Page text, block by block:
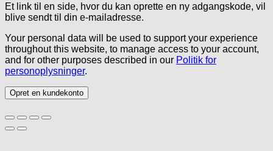
Et link til en side, hvor du kan oprette en ny adgangskode, vil
blive sendt til din e-mailadresse.
Your personal data will be used to support your experience
throughout this website, to manage access to your account,
and for other purposes described in our Politik for
personoplysninger.
Opret en kundekonto